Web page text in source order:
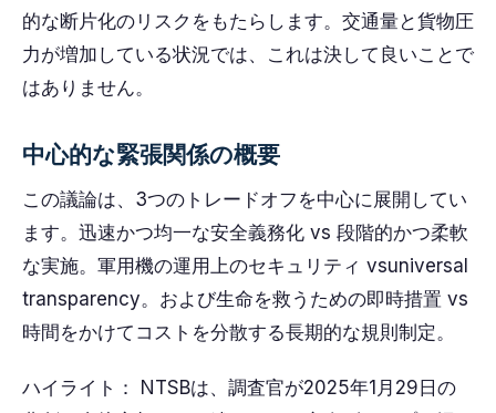
的な断片化のリスクをもたらします。交通量と貨物圧
力が増加している状況では、これは決して良いことで
はありません。
中心的な緊張関係の概要
この議論は、3つのトレードオフを中心に展開してい
ます。迅速かつ均一な安全義務化 vs 段階的かつ柔軟
な実施。軍用機の運用上のセキュリティ vsuniversal
transparency。および生命を救うための即時措置 vs
時間をかけてコストを分散する長期的な規則制定。
ハイライト： NTSBは、調査官が2025年1月29日の